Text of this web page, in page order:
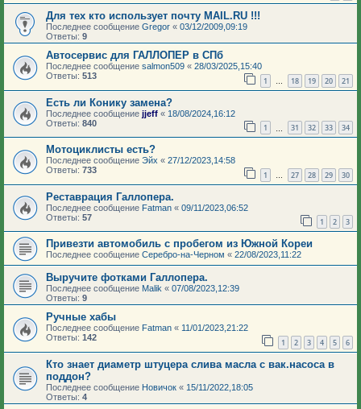
Для тех кто использует почту MAIL.RU !!!
Последнее сообщение Gregor « 03/12/2009,09:19
Ответы: 9
Автосервис для ГАЛЛОПЕР в СПб
Последнее сообщение salmon509 « 28/03/2025,15:40
Ответы: 513 1 … 18 19 20 21
Есть ли Конику замена?
Последнее сообщение jjeff « 18/08/2024,16:12
Ответы: 840 1 31 32 33 34
Мотоциклисты есть?
Последнее сообщение Эйх « 27/12/2023,14:58
Ответы: 733 1 … 27 28 29 30
Реставрация Галлопера.
Последнее сообщение Fatman « 09/11/2023,06:52
Ответы: 57 1 2 3
Привезти автомобиль с пробегом из Южной Кореи
Последнее сообщение Серебро-на-Черном « 22/08/2023,11:22
Выручите фотками Галлопера.
Последнее сообщение Malik « 07/08/2023,12:39
Ответы: 9
Ручные хабы
Последнее сообщение Fatman « 11/01/2023,21:22
Ответы: 142 1 2 3 4 5 6
Кто знает диаметр штуцера слива масла с вак.насоса в
поддон?
Последнее сообщение Новичок « 15/11/2022,18:05
Ответы: 4